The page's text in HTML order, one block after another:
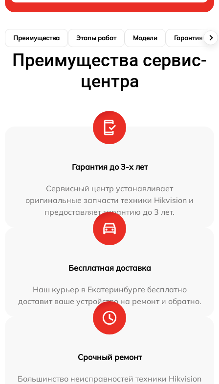
Преимущества Этапы работ Модели Гарантия
Преимущества сервис-
центра
Гарантия до 3-х лет
Сервисный центр устанавливает
оригинальные запчасти техники Hikvision и
предоставляет гарантию до 3 лет.
Бесплатная доставка
Наш курьер в Екатеринбурге бесплатно
доставит ваше устройство на ремонт и обратно.
Срочный ремонт
Большинство неисправностей техники Hikvision